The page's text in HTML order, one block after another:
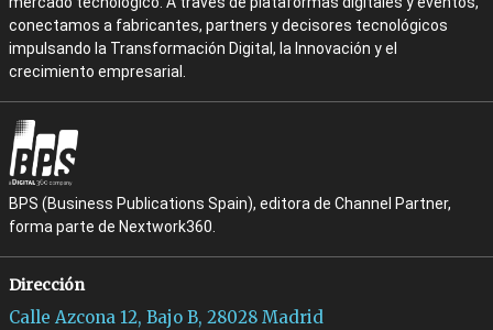
conectamos a fabricantes, partners y decisores tecnológicos
impulsando la Transformación Digital, la Innovación y el
crecimiento empresarial.
BPS (Business Publications Spain), editora de Channel Partner,
forma parte de Nextwork360.
Dirección
Calle Azcona 12, Bajo B, 28028 Madrid